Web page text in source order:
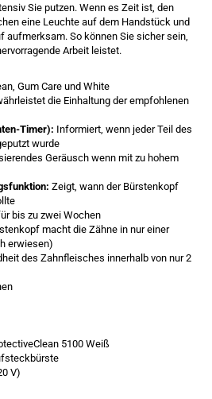
Sie putzen. Wenn es Zeit ist, den
eine Leuchte auf dem Handstück und
aufmerksam. So können Sie sicher sein,
Arbeit leistet.
Gum Care und White
die Einhaltung der empfohlenen
Timer): Informiert, wenn jeder Teil des
wurde
Geräusch wenn mit zu hohem
Zeigt, wann der Bürstenkopf
bis zu zwei Wochen
macht die Zähne in nur einer
erwiesen)
des Zahnfleisches innerhalb von nur 2
5100 Weiß
V)